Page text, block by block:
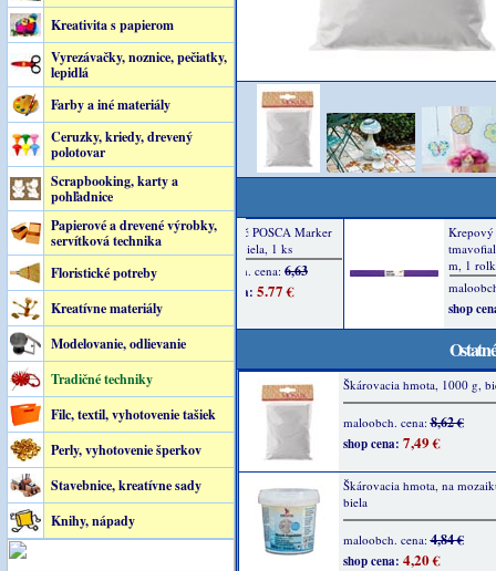
Kreativita s papierom
Vyrezávačky, noznice, pečiatky,
lepidlá
Farby a iné materiály
Ceruzky, kriedy, drevený
polotovar
Scrapbooking, karty a
pohľadnice
Papierové a drevené výrobky,
servítková technika
Floristické potreby
Kreatívne materiály
Modelovanie, odlievanie
Tradičné techniky
Filc, textil, vyhotovenie tašiek
Perly, vyhotovenie šperkov
Stavebnice, kreatívne sady
Knihy, nápady
Škárovacia hmota, 1000 g,
maloobch. cena:8,62 €
shop cena: 7,49 €
Škárovacia hmota, na
biela
maloobch. cena:4,84 €
shop cena: 4,20 €